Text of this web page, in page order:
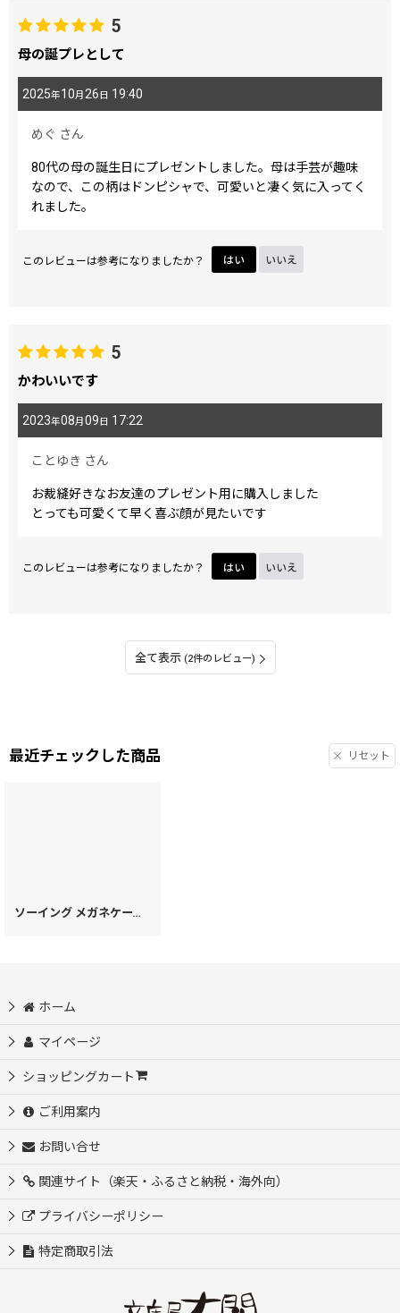
5
母の誕プレとして
2025年10月 26日 19:40
めぐ さん
80代の母の誕生日にプレゼントしました。母は手芸が趣味
なので、この柄はドンピシャで、可愛いと凄く気に入ってく
れました。
このレビューは参考になりましたか？ はい いいえ
5
かわいいです
2023年08月09日 17:22
ことゆき さん
お裁縫好きなお友達のプレゼント用に購入しました
とっても可愛くて早く喜ぶ顔が見たいです
このレビューは参考になりましたか？ はい いいえ
全て表示 (2件のレビュー)
最近チェックした商品 リセット
ソーイング メガネケース［t］
ホーム
マイページ
ショッピングカート
ご利用案内
お問い合せ
関連サイト（楽天・ふるさと納税・海外向）
プライバシーポリシー
特定商取引法